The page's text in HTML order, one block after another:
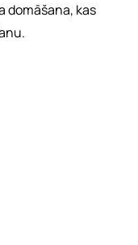
domāšana, kas